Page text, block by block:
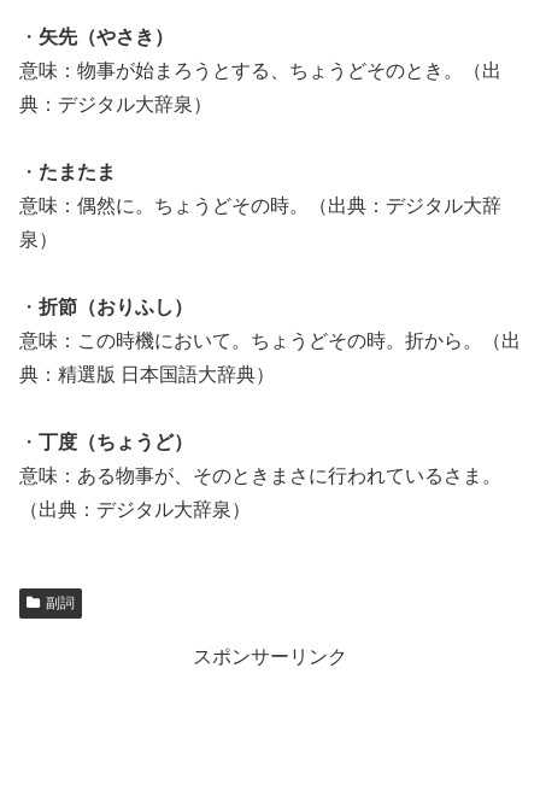
・ 矢先（やさき）
意味：物事が始まろうとする、ちょうどそのとき。（出
典：デジタル大辞泉）
・ たまたま
意味：偶然に。ちょうどその時。（出典：デジタル大辞
泉）
・ 折節（おりふし）
意味：この時機において。ちょうどその時。折から。（出
典：精選版 日本国語大辞典）
・ 丁度（ちょうど）
意味：ある物事が、そのときまさに行われているさま。
（出典：デジタル大辞泉）
副詞
スポンサーリンク